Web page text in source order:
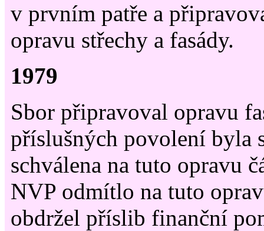
v prvním patře a
opravu střechy a fasády.
1979
Sbor připravoval opravu
příslušných povolení byla
schválena na tuto opravu
NVP odmítlo na tuto
obdržel příslib finanční